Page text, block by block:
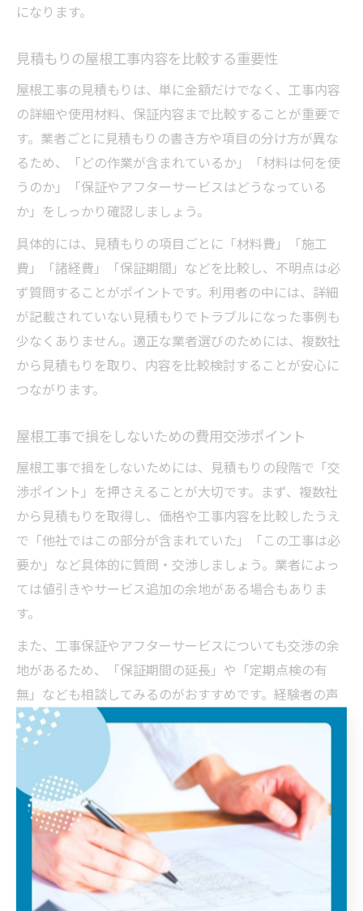
になります。
見積もりの屋根工事内容を比較する重要性
屋根工事の見積もりは、単に金額だけでなく、工事内容
の詳細や使用材料、保証内容まで比較することが重要で
す。業者ごとに見積もりの書き方や項目の分け方が異な
るため、「どの作業が含まれているか」「材料は何を使
うのか」「保証やアフターサービスはどうなっている
か」をしっかり確認しましょう。
具体的には、見積もりの項目ごとに「材料費」「施工
費」「諸経費」「保証期間」などを比較し、不明点は必
ず質問することがポイントです。利用者の中には、詳細
が記載されていない見積もりでトラブルになった事例も
少なくありません。適正な業者選びのためには、複数社
から見積もりを取り、内容を比較検討することが安心に
つながります。
屋根工事で損をしないための費用交渉ポイント
屋根工事で損をしないためには、見積もりの段階で「交
渉ポイント」を押さえることが大切です。まず、複数社
から見積もりを取得し、価格や工事内容を比較したうえ
で「他社ではこの部分が含まれていた」「この工事は必
要か」など具体的に質問・交渉しましょう。業者によっ
ては値引きやサービス追加の余地がある場合もありま
す。
また、工事保証やアフターサービスについても交渉の余
地があるため、「保証期間の延長」や「定期点検の有
無」なども相談してみるのがおすすめです。経験者の声
として、「最初から値引きを提示してくれる業者は少な
いが、比較や質問を重ねることで納得のいく条件になっ
た」という事例もあります。費用交渉の際は、安さだけ
でなく、工事内容や保証の充実度も総合的に判断するこ
とが重要です。
埼玉県で屋根工事をお得に進めるコツ